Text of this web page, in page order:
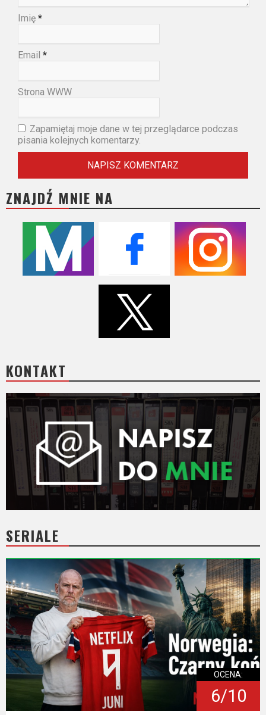
Imię *
Email *
Strona WWW
Zapamiętaj moje dane w tej przeglądarce podczas
pisania kolejnych komentarzy.
ZNAJDŹ MNIE NA
KONTAKT
SERIALE
OCENA:
6/10